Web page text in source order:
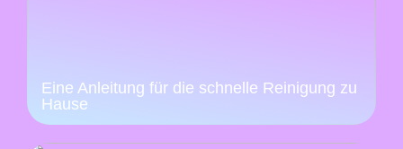
Eine Anleitung für die schnelle Reinigung zu
Hause